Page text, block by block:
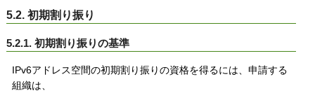
5.2. 初期割り振り
5.2.1. 初期割り振りの基準
IPv6アドレス空間の初期割り振りの資格を得るには、申請する
組織は、